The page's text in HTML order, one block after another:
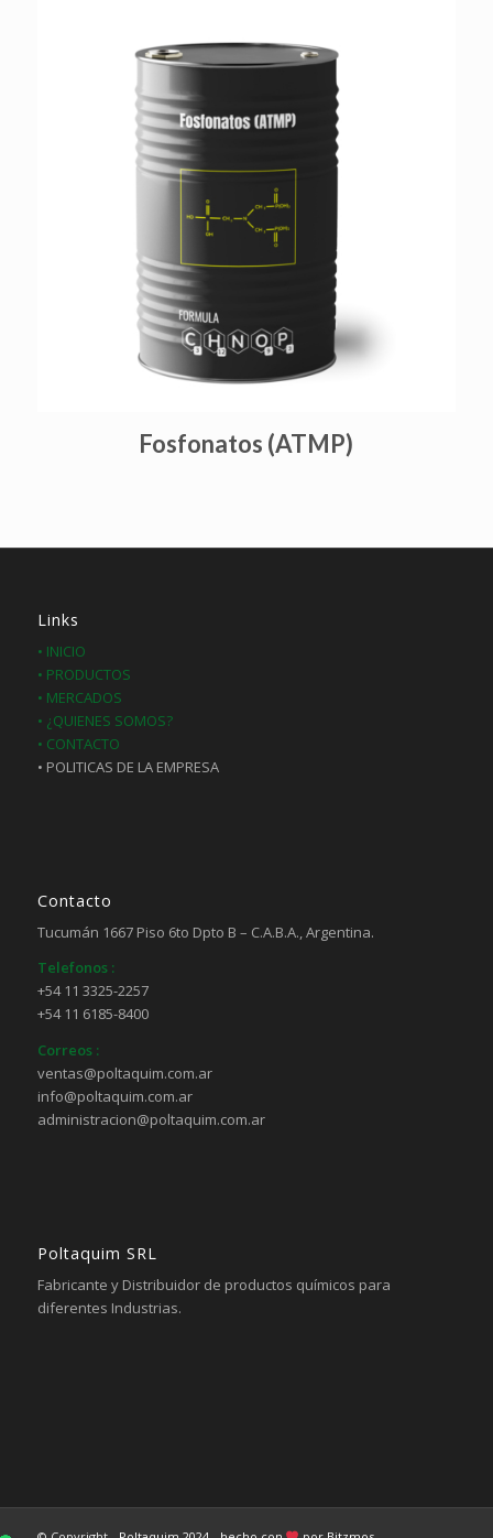
Fosfonatos (ATMP)
Links
• INICIO
• PRODUCTOS
• MERCADOS
• ¿QUIENES SOMOS?
• CONTACTO
• POLITICAS DE LA EMPRESA
Contacto
Tucumán 1667 Piso 6to Dpto B – C.A.B.A., Argentina.
Telefonos :
+54 11 3325-2257
+54 11 6185-8400
Correos :
ventas@poltaquim.com.ar
info@poltaquim.com.ar
administracion@poltaquim.com.ar
Poltaquim SRL
Fabricante y Distribuidor de productos químicos para
diferentes Industrias.